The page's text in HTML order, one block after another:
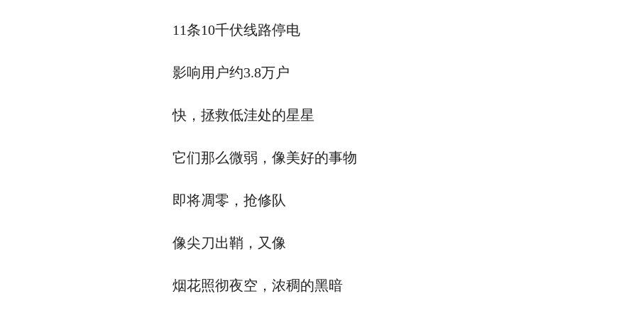
11条10千伏线路停电
影响用户约3.8万户
快，拯救低洼处的星星
它们那么微弱，像美好的事物
即将凋零，抢修队
像尖刀出鞘，又像
烟花照彻夜空，浓稠的黑暗